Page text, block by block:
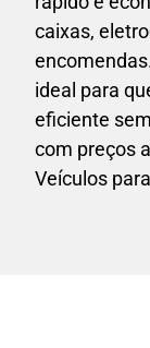
caixas,
ideal para
eficiente
com preços
Veículos para